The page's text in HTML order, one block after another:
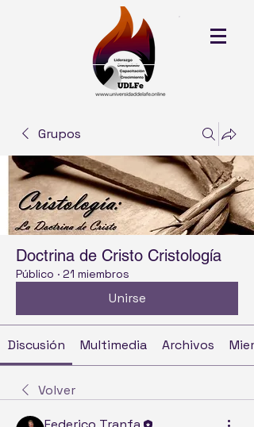
Grupos
Doctrina de Cristo Cristología
Público · 21 miembros
Unirse
Discusión Multimedia Archivos
Volver